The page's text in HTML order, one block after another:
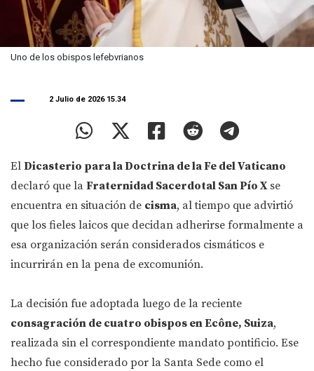
Uno de los obispos lefebvrianos
2 Julio de 2026 15.34
El Dicasterio para la Doctrina de la Fe del Vaticano
declaró que la Fraternidad Sacerdotal San Pío Xse
encuentra en situación de cisma, al tiempo que advirtió
que los fieles laicos que decidan adherirse formalmente a
esa organización serán considerados cismáticos e
incurrirán en la pena de excomunión.
La decisión fue adoptada luego de la reciente
consagración de cuatro obispos en Ecône, Suiza,
realizada sin el correspondiente mandato pontificio. Ese
hecho fue considerado por la Santa Sede como el